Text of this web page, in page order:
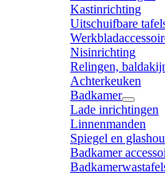
Kastinrichting
Uitschuifbare
Nisinrichting
Relingen,
Achterkeuken
Badkamer
Lade inrichtingen
Linnenmanden
Spiegel en
Badkamer